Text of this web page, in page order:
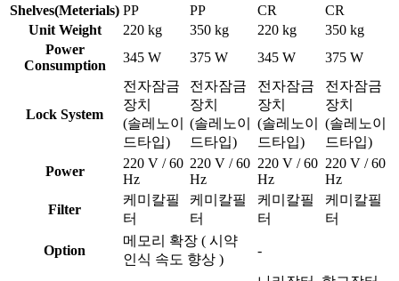
Shelves(Meterials) PP PP CR
CR
Unit Weight
220 kg 350 kg 220 kg
350 kg
Power
Consumption
345 W 375 W 345 W 375 W
Lock System
전자잠금
장치
(솔레노이
드타입)
전자잠금
장치
(솔레노이
드타입)
전자잠금
장치
(솔레노이
드타입)
전자잠금
장치
(솔레노이
드타입)
Power
220 V / 60
Hz
220 V / 60
Hz
220 V / 60
Hz
220 V / 60
Hz
Filter
케미칼필
터
케미칼필
터
케미칼필
터
케미칼필
터
Option
메모리 확장 ( 시약
인식 속도 향상 )
-